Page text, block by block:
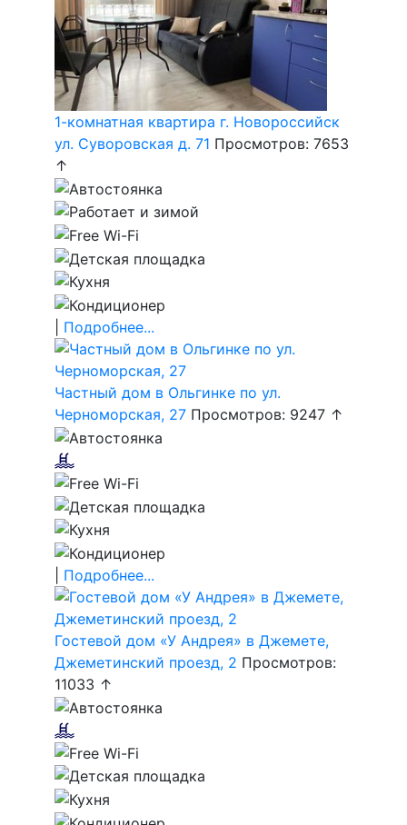
1-комнатная квартира г. Новороссийск
ул. Суворовская д. 71 Просмотров: 7653
↑
Подробнее...
Частный дом в Ольгинке по ул.
Черноморская, 27 Просмотров: 9247 ↑
Подробнее...
Гостевой дом «У Андрея» в Джемете,
Джеметинский проезд, 2 Просмотров:
11033 ↑